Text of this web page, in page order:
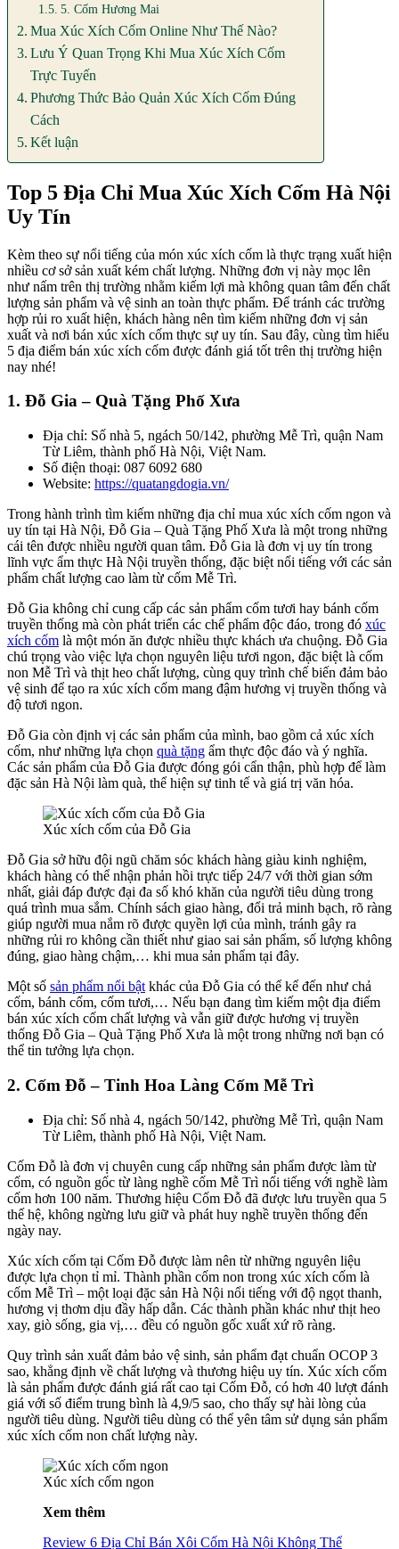
5. Cốm Hương Mai
Mua Xúc Xích Cốm Online Như Thế Nào?
Lưu Ý Quan Trọng Khi Mua Xúc Xích Cốm
Trực Tuyến
Phương Thức Bảo Quản Xúc Xích Cốm Đúng
Cách
Kết luận
Top 5 Địa Chỉ Mua Xúc Xích Cốm Hà Nội
Uy Tín
Kèm theo sự nổi tiếng của món xúc xích cốm là thực trạng xuất hiện
nhiều cơ sở sản xuất kém chất lượng. Những đơn vị này mọc lên
như nấm trên thị trường nhằm kiếm lợi mà không quan tâm đến chất
lượng sản phẩm và vệ sinh an toàn thực phẩm. Để tránh các trường
hợp rủi ro xuất hiện, khách hàng nên tìm kiếm những đơn vị sản
xuất và nơi bán xúc xích cốm thực sự uy tín. Sau đây, cùng tìm hiểu
5 địa điểm bán xúc xích cốm được đánh giá tốt trên thị trường hiện
nay nhé!
1. Đỗ Gia – Quà Tặng Phố Xưa
Địa chỉ: Số nhà 5, ngách 50/142, phường Mễ Trì, quận Nam
Từ Liêm, thành phố Hà Nội, Việt Nam.
Số điện thoại: 087 6092 680
Website: https://quatangdogia.vn/
Trong hành trình tìm kiếm những địa chỉ mua xúc xích cốm ngon và
uy tín tại Hà Nội, Đỗ Gia – Quà Tặng Phố Xưa là một trong những
cái tên được nhiều người quan tâm. Đỗ Gia là đơn vị uy tín trong
lĩnh vực ẩm thực Hà Nội truyền thống, đặc biệt nổi tiếng với các sản
phẩm chất lượng cao làm từ cốm Mễ Trì.
Đỗ Gia không chỉ cung cấp các sản phẩm cốm tươi hay bánh cốm
truyền thống mà còn phát triển các chế phẩm độc đáo, trong đó xúc
xích cốm là một món ăn được nhiều thực khách ưa chuộng. Đỗ Gia
chú trọng vào việc lựa chọn nguyên liệu tươi ngon, đặc biệt là cốm
non Mễ Trì và thịt heo chất lượng, cùng quy trình chế biến đảm bảo
vệ sinh để tạo ra xúc xích cốm mang đậm hương vị truyền thống và
độ tươi ngon.
Đỗ Gia còn định vị các sản phẩm của mình, bao gồm cả xúc xích
cốm, như những lựa chọn quà tặng ẩm thực độc đáo và ý nghĩa.
Các sản phẩm của Đỗ Gia được đóng gói cẩn thận, phù hợp để làm
đặc sản Hà Nội làm quà, thể hiện sự tinh tế và giá trị văn hóa.
Xúc xích cốm của Đỗ Gia
Đỗ Gia sở hữu đội ngũ chăm sóc khách hàng giàu kinh nghiệm,
khách hàng có thể nhận phản hồi trực tiếp 24/7 với thời gian sớm
nhất, giải đáp được đại đa số khó khăn của người tiêu dùng trong
quá trình mua sắm. Chính sách giao hàng, đổi trả minh bạch, rõ ràng
giúp người mua nắm rõ được quyền lợi của mình, tránh gây ra
những rủi ro không cần thiết như giao sai sản phẩm, số lượng không
đúng, giao hàng chậm,… khi mua sản phẩm tại đây.
Một số sản phẩm nổi bật khác của Đỗ Gia có thể kể đến như chả
cốm, bánh cốm, cốm tươi,… Nếu bạn đang tìm kiếm một địa điểm
bán xúc xích cốm chất lượng và vẫn giữ được hương vị truyền
thống Đỗ Gia – Quà Tặng Phố Xưa là một trong những nơi bạn có
thể tin tưởng lựa chọn.
2. Cốm Đỗ – Tinh Hoa Làng Cốm Mễ Trì
Địa chỉ: Số nhà 4, ngách 50/142, phường Mễ Trì, quận Nam
Từ Liêm, thành phố Hà Nội, Việt Nam.
Cốm Đỗ là đơn vị chuyên cung cấp những sản phẩm được làm từ
cốm, có nguồn gốc từ làng nghề cốm Mễ Trì nổi tiếng với nghề làm
cốm hơn 100 năm. Thương hiệu Cốm Đỗ đã được lưu truyền qua 5
thế hệ, không ngừng lưu giữ và phát huy nghề truyền thống đến
ngày nay.
Xúc xích cốm tại Cốm Đỗ được làm nên từ những nguyên liệu
được lựa chọn tỉ mỉ. Thành phần cốm non trong xúc xích cốm là
cốm Mễ Trì – một loại đặc sản Hà Nội nổi tiếng với độ ngọt thanh,
hương vị thơm dịu đầy hấp dẫn. Các thành phần khác như thịt heo
xay, giò sống, gia vị,… đều có nguồn gốc xuất xứ rõ ràng.
Quy trình sản xuất đảm bảo vệ sinh, sản phẩm đạt chuẩn OCOP 3
sao, khẳng định về chất lượng và thương hiệu uy tín. Xúc xích cốm
là sản phẩm được đánh giá rất cao tại Cốm Đỗ, có hơn 40 lượt đánh
giá với số điểm trung bình là 4,9/5 sao, cho thấy sự hài lòng của
người tiêu dùng. Người tiêu dùng có thể yên tâm sử dụng sản phẩm
xúc xích cốm non chất lượng này.
Xúc xích cốm ngon
Xem thêm
Review 6 Địa Chỉ Bán Xôi Cốm Hà Nội Không Thể